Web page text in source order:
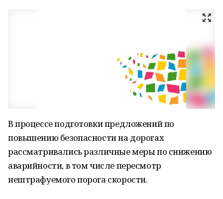
В процессе подготовки предложений по
повышению безопасности на дорогах
рассматривались различные меры по снижению
аварийности, в том числе пересмотр
нештрафуемого порога скорости.